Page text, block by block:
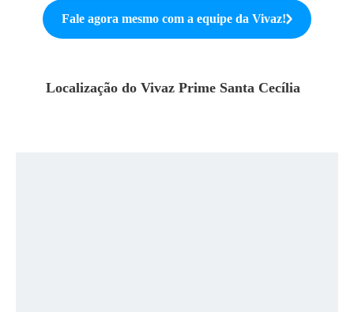
Fale agora mesmo com a equipe da Vivaz!
Localização do Vivaz Prime Santa Cecília